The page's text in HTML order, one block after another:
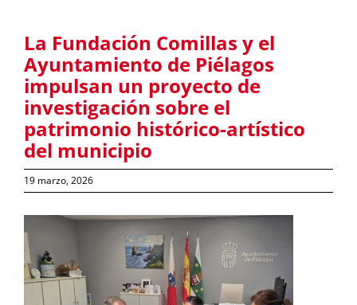
CONTACTA
La Fundación Comillas y el
Ayuntamiento de Piélagos
impulsan un proyecto de
investigación sobre el
patrimonio histórico-artístico
del municipio
19 marzo, 2026
imagen
más
grande